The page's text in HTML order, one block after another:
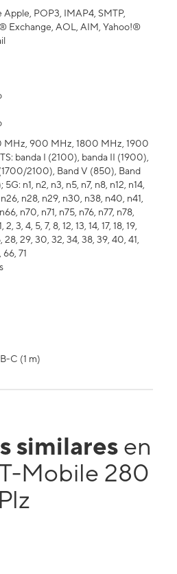
Apple, POP3, IMAP4, SMTP,
Exchange, AOL, AIM, Yahoo!®
MHz, 900 MHz, 1800 MHz, 1900
banda I (2100), banda II (1900),
2100), Band V (850), Band
n1, n2, n3, n5, n7, n8, n12, n14,
n28, n29, n30, n38, n40, n41,
n70, n71, n75, n76, n77, n78,
2, 3, 4, 5, 7, 8, 12, 13, 14, 17, 18, 19,
28, 29, 30, 32, 34, 38, 39, 40, 41,
71
C (1 m)
similares en
Mobile 280